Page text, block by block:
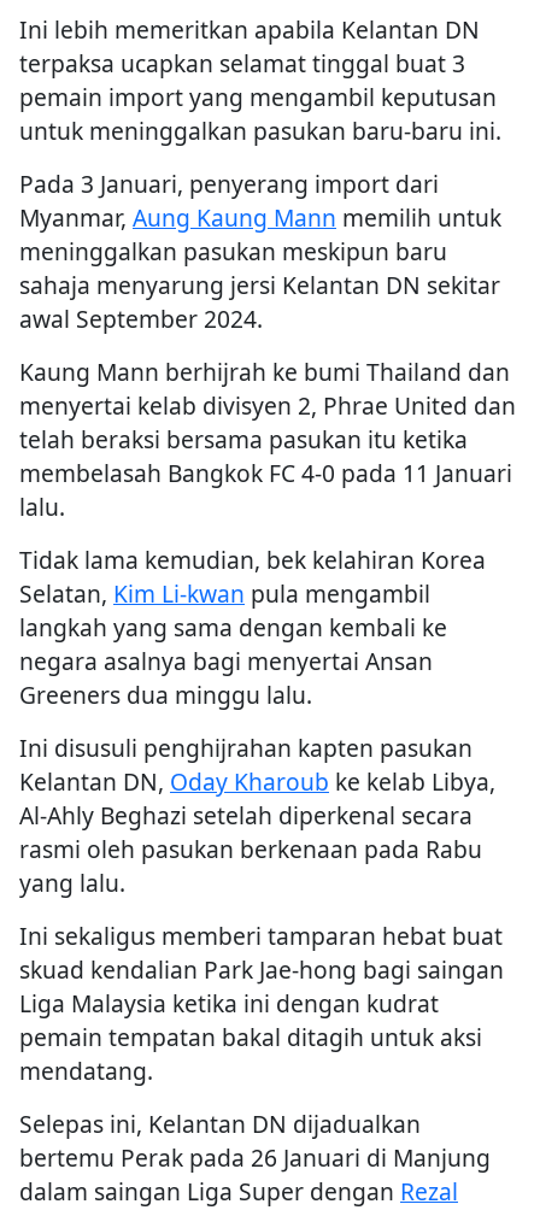
Ini lebih memeritkan apabila Kelantan DN
terpaksa ucapkan selamat tinggal buat 3
pemain import yang mengambil keputusan
untuk meninggalkan pasukan baru-baru ini.
Pada 3 Januari, penyerang import dari
Myanmar, Aung Kaung Mann memilih untuk
meninggalkan pasukan meskipun baru
sahaja menyarung jersi Kelantan DN sekitar
awal September 2024.
Kaung Mann berhijrah ke bumi Thailand dan
menyertai kelab divisyen 2, Phrae United dan
telah beraksi bersama pasukan itu ketika
membelasah Bangkok FC 4-0 pada 11 Januari
lalu.
Tidak lama kemudian, bek kelahiran Korea
Selatan, Kim Li-kwan pula mengambil
langkah yang sama dengan kembali ke
negara asalnya bagi menyertai Ansan
Greeners dua minggu lalu.
Ini disusuli penghijrahan kapten pasukan
Kelantan DN, Oday Kharoub ke kelab Libya,
Al-Ahly Beghazi setelah diperkenal secara
rasmi oleh pasukan berkenaan pada Rabu
yang lalu.
Ini sekaligus memberi tamparan hebat buat
skuad kendalian Park Jae-hong bagi saingan
Liga Malaysia ketika ini dengan kudrat
pemain tempatan bakal ditagih untuk aksi
mendatang.
Selepas ini, Kelantan DN dijadualkan
bertemu Perak pada 26 Januari di Manjung
dalam saingan Liga Super dengan Rezal